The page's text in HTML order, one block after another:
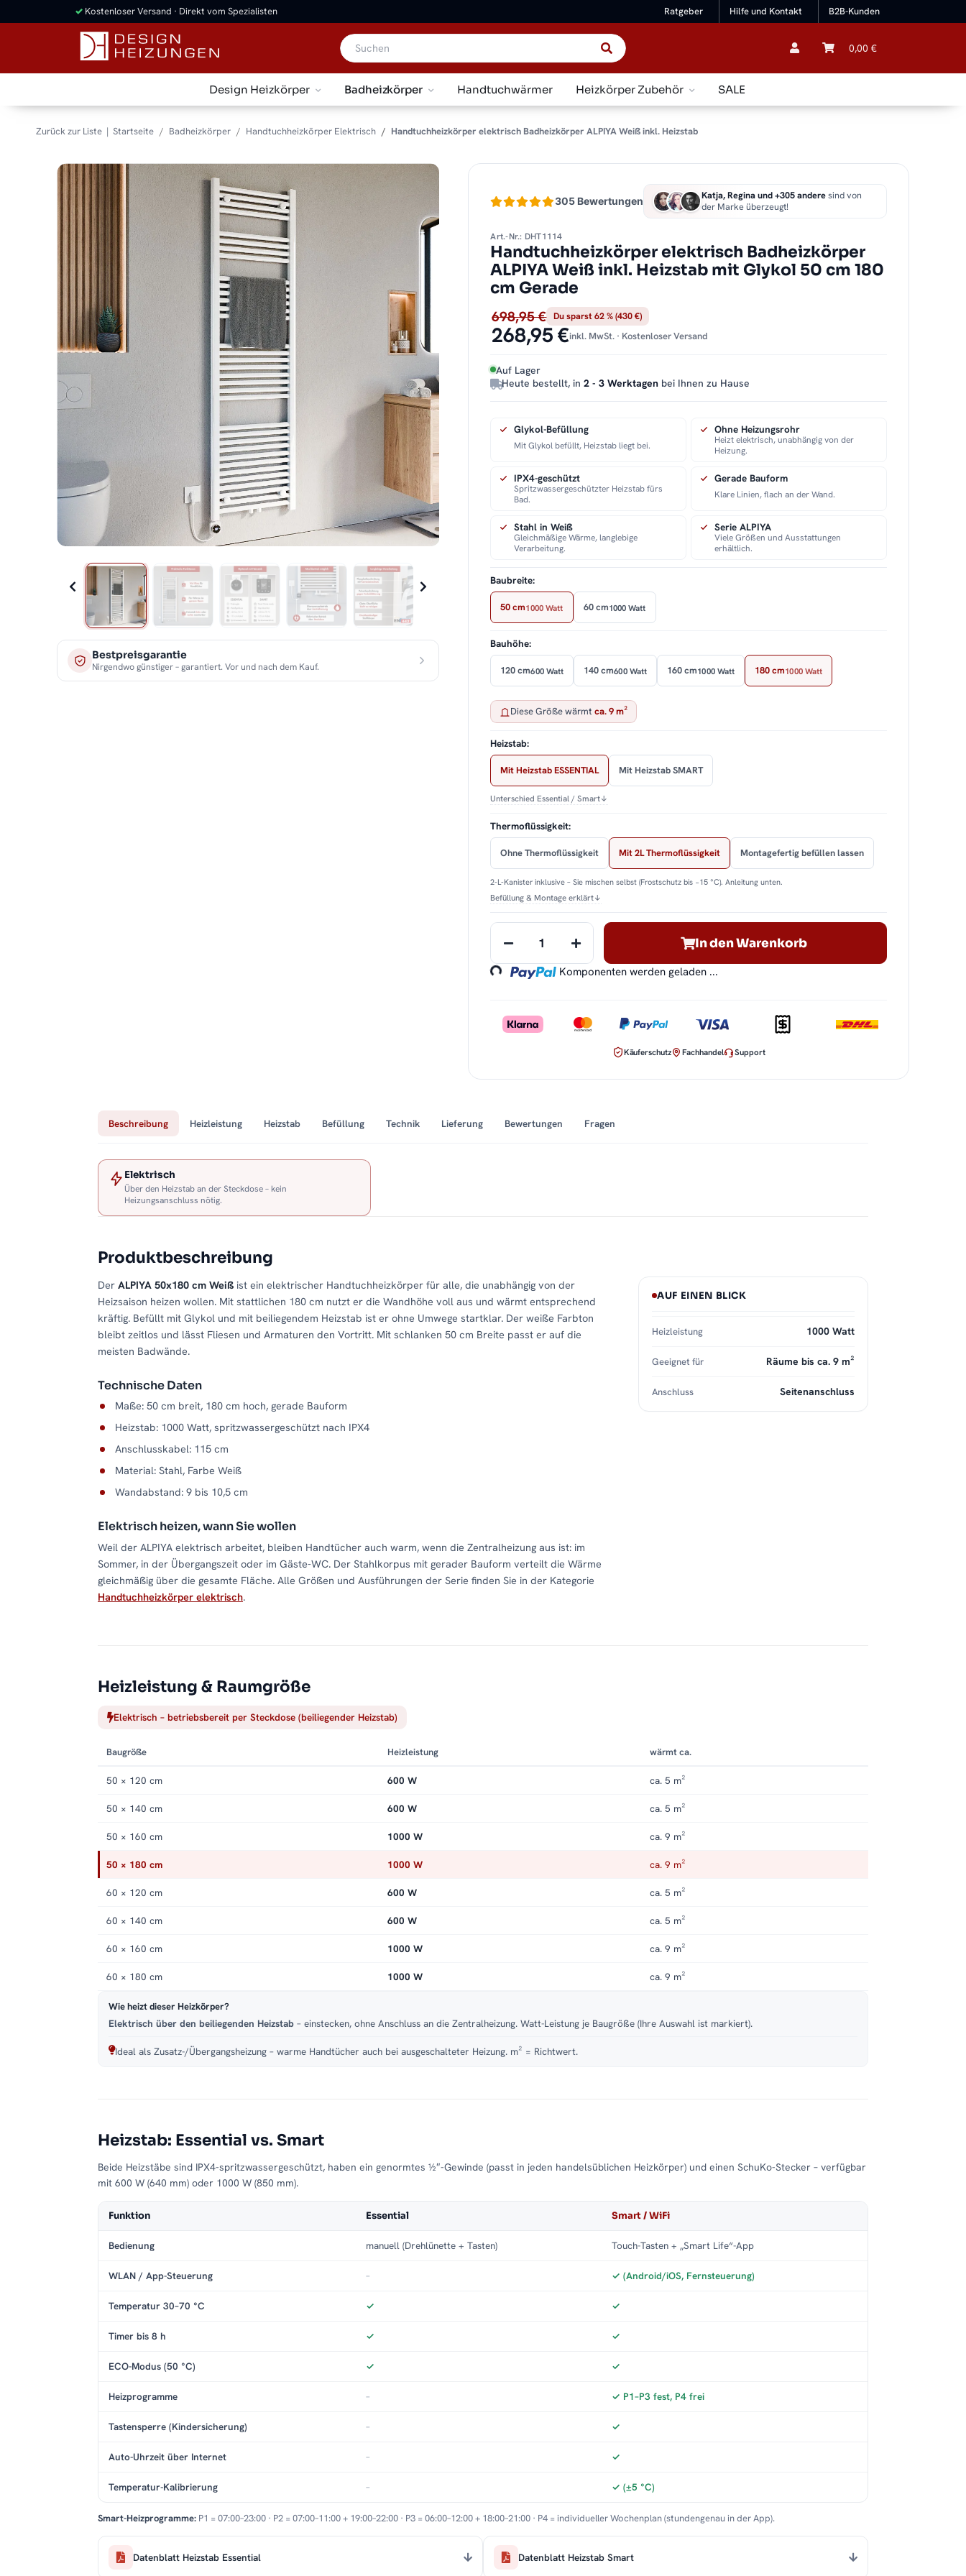
Ratgeber Hilfe und Kontakt B2B-Kunden
✓ Kostenloser Versand · Direkt vom Spezialisten
0,00 €
Design Heizkörper Badheizkörper Handtuchwärmer Heizkörper Zubehör SALE
Zurück zur Liste Startseite Badheizkörper Handtuchheizkörper Elektrisch Handtuchheizkörper elektrisch Badheizkörper ALPIYA Weiß inkl. Heizstab
Bestpreisgarantie
Nirgendwo günstiger – garantiert. Vor und nach dem Kauf.
305 Bewertungen Katja, Regina und +305 anderesind von
der Marke überzeugt!
Art.-Nr.: DHT1114
Handtuchheizkörper elektrisch Badheizkörper
ALPIYA Weiß inkl. Heizstab mit Glykol 50 cm 180
cm Gerade
698,95 € Du sparst 62 % (430 €)
268,95 €inkl. MwSt. · Kostenloser Versand
Auf Lager
Heute bestellt, in2 - 3 Werktagen bei Ihnen zu Hause
Glykol-Befüllung
Mit Glykol befüllt, Heizstab liegt bei.
Ohne Heizungsrohr
Heizt elektrisch, unabhängig von der
Heizung.
IPX4-geschützt
Spritzwassergeschützter Heizstab fürs
Bad.
Gerade Bauform
Klare Linien, flach an der Wand.
Stahl in Weiß
Gleichmäßige Wärme, langlebige
Verarbeitung.
Serie ALPIYA
Viele Größen und Ausstattungen
erhältlich.
Baubreite:
50 cm1000 Watt 60 cm1000 Watt
Bauhöhe:
120 cm600 Watt 140 cm600 Watt 160 cm1000 Watt 180 cm1000 Watt
Diese Größe wärmtca. 9 m²
Heizstab:
Mit Heizstab ESSENTIAL Mit Heizstab SMART
Unterschied Essential / Smart↓
Thermoflüssigkeit:
Ohne Thermoflüssigkeit Mit 2L Thermoflüssigkeit Montagefertig befüllen lassen
2-L-Kanister inklusive – Sie mischen selbst (Frostschutz bis −15 °C). Anleitung unten.
Befüllung & Montage erklärt↓
In den Warenkorb
Loading... Komponenten werden geladen ...
Käuferschutz Fachhandel Support
Beschreibung Heizleistung Heizstab Befüllung Technik Lieferung Bewertungen Fragen
Elektrisch
Über den Heizstab an der Steckdose – kein
Heizungsanschluss nötig.
Produktbeschreibung
Der ALPIYA 50x180 cm Weiß ist ein elektrischer Handtuchheizkörper für alle, die unabhängig von der
Heizsaison heizen wollen. Mit stattlichen 180 cm nutzt er die Wandhöhe voll aus und wärmt entsprechend
kräftig. Befüllt mit Glykol und mit beiliegendem Heizstab ist er ohne Umwege startklar. Der weiße Farbton
bleibt zeitlos und lässt Fliesen und Armaturen den Vortritt. Mit schlanken 50 cm Breite passt er auf die
meisten Badwände.
Technische Daten
Maße: 50 cm breit, 180 cm hoch, gerade Bauform
Heizstab: 1000 Watt, spritzwassergeschützt nach IPX4
Anschlusskabel: 115 cm
Material: Stahl, Farbe Weiß
Wandabstand: 9 bis 10,5 cm
Elektrisch heizen, wann Sie wollen
Weil der ALPIYA elektrisch arbeitet, bleiben Handtücher auch warm, wenn die Zentralheizung aus ist: im
Sommer, in der Übergangszeit oder im Gäste-WC. Der Stahlkorpus mit gerader Bauform verteilt die Wärme
gleichmäßig über die gesamte Fläche. Alle Größen und Ausführungen der Serie finden Sie in der Kategorie
Handtuchheizkörper elektrisch.
AUF EINEN BLICK
Heizleistung 1000 Watt
Geeignet für Räume bis ca. 9 m²
Anschluss Seitenanschluss
Heizleistung & Raumgröße
Elektrisch – betriebsbereit per Steckdose (beiliegender Heizstab)
Baugröße Heizleistung wärmt ca.
50 × 120 cm 600 W ca. 5 m²
50 × 140 cm 600 W ca. 5 m²
50 × 160 cm 1000 W ca. 9 m²
50 × 180 cm 1000 W ca. 9 m²
60 × 120 cm 600 W ca. 5 m²
60 × 140 cm 600 W ca. 5 m²
60 × 160 cm 1000 W ca. 9 m²
60 × 180 cm 1000 W ca. 9 m²
Wie heizt dieser Heizkörper?
Elektrisch über den beiliegenden Heizstab – einstecken, ohne Anschluss an die Zentralheizung. Watt-Leistung je Baugröße (Ihre Auswahl ist markiert).
Ideal als Zusatz-/Übergangsheizung – warme Handtücher auch bei ausgeschalteter Heizung. m² = Richtwert.
Heizstab: Essential vs. Smart
Beide Heizstäbe sind IPX4-spritzwassergeschützt, haben ein genormtes ½″-Gewinde (passt in jeden handelsüblichen Heizkörper) und einen SchuKo-Stecker – verfügbar
mit 600 W (640 mm) oder 1000 W (850 mm).
Funktion Essential Smart / WiFi
Bedienung manuell (Drehlünette + Tasten) Touch-Tasten + „Smart Life“-App
WLAN / App-Steuerung – ✓ (Android/iOS, Fernsteuerung)
Temperatur 30–70 °C ✓ ✓
Timer bis 8 h ✓ ✓
ECO-Modus (50 °C) ✓ ✓
Heizprogramme – ✓ P1–P3 fest, P4 frei
Tastensperre (Kindersicherung) – ✓
Auto-Uhrzeit über Internet – ✓
Temperatur-Kalibrierung – ✓ (±5 °C)
Smart-Heizprogramme: P1 = 07:00–23:00 · P2 = 07:00–11:00 + 19:00–22:00 · P3 = 06:00–12:00 + 18:00–21:00 · P4 = individueller Wochenplan (stundengenau in der App).
Datenblatt Heizstab Essential Datenblatt Heizstab Smart